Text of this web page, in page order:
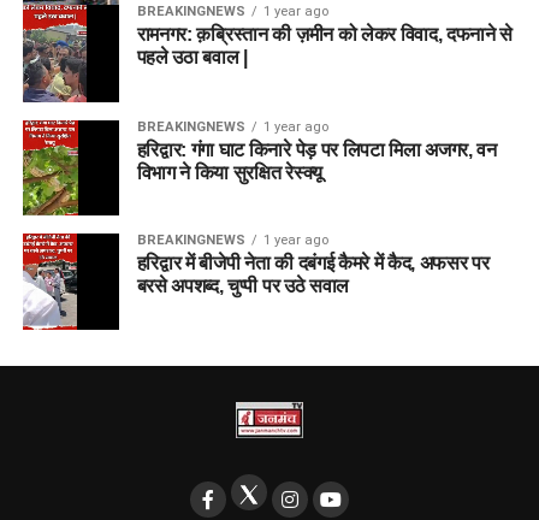
BREAKINGNEWS 1 year ago
रामनगर: क़ब्रिस्तान की ज़मीन को लेकर विवाद, दफनाने से
पहले उठा बवाल |
BREAKINGNEWS 1 year ago
हरिद्वार: गंगा घाट किनारे पेड़ पर लिपटा मिला अजगर, वन
विभाग ने किया सुरक्षित रेस्क्यू
BREAKINGNEWS 1 year ago
हरिद्वार में बीजेपी नेता की दबंगई कैमरे में कैद, अफसर पर
बरसे अपशब्द, चुप्पी पर उठे सवाल